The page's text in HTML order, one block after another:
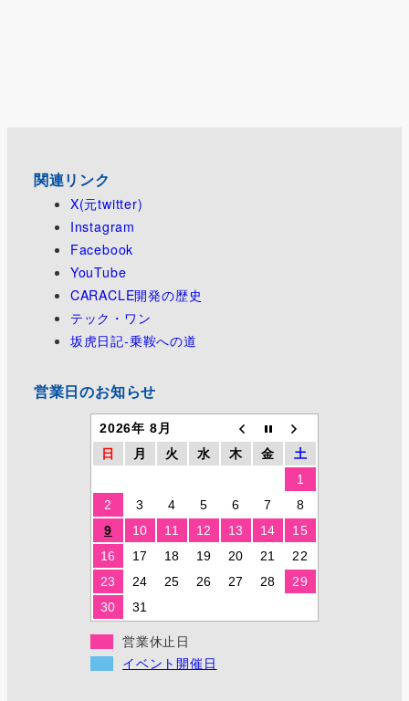
関連リンク
X(元twitter)
Instagram
Facebook
YouTube
CARACLE開発の歴史
テック・ワン
坂虎日記-乗鞍への道
営業日のお知らせ
2026年 8月
日
月 火 水 木 金
土
1
2
3 4 5 6 7
8
9
10 11 12 13 14
15
16
17 18 19 20 21
22
23
24 25 26 27 28
29
30
31
営業休止日
イベント開催日